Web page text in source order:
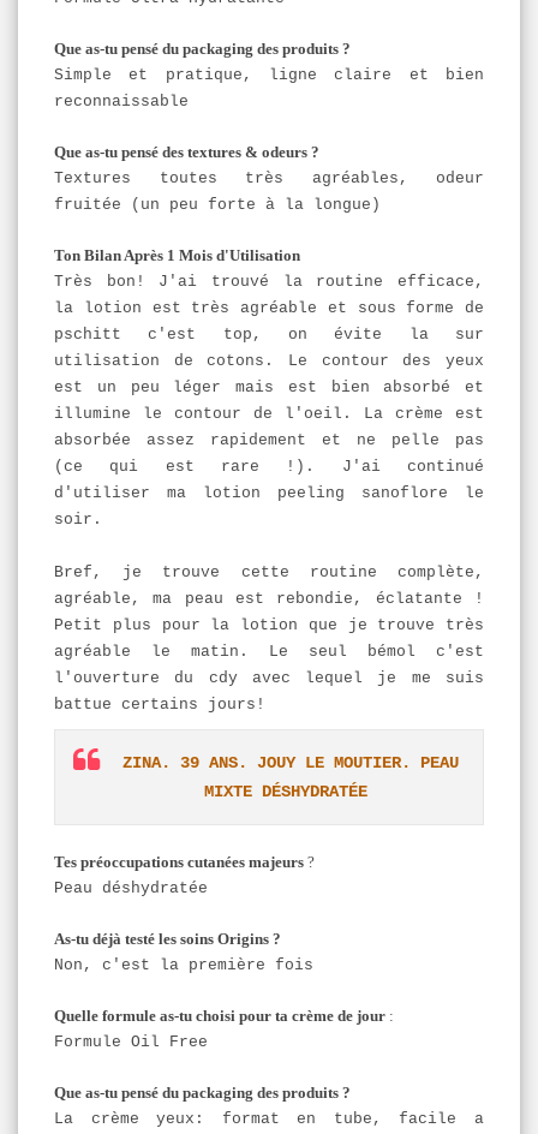
Que as-tu pensé du packaging des produits ?
Simple et pratique, ligne claire et bien
reconnaissable
Que as-tu pensé des textures & odeurs ?
Textures toutes très agréables, odeur
fruitée (un peu forte à la longue)
Ton Bilan Après 1 Mois d'Utilisation
Très bon! J'ai trouvé la routine efficace,
la lotion est très agréable et sous forme de
pschitt c'est top, on évite la sur
utilisation de cotons. Le contour des yeux
est un peu léger mais est bien absorbé et
illumine le contour de l'oeil. La crème est
absorbée assez rapidement et ne pelle pas
(ce qui est rare !). J'ai continué
d'utiliser ma lotion peeling sanoflore le
soir.
Bref, je trouve cette routine complète,
agréable, ma peau est rebondie, éclatante !
Petit plus pour la lotion que je trouve très
agréable le matin. Le seul bémol c'est
l'ouverture du cdy avec lequel je me suis
battue certains jours!
ZINA. 39 ANS. JOUY LE MOUTIER. PEAU
MIXTE DÉSHYDRATÉE
Tes préoccupations cutanées majeurs ?
Peau déshydratée
As-tu déjà testé les soins Origins ?
Non, c'est la première fois
Quelle formule as-tu choisi pour ta crème de jour :
Formule Oil Free
Que as-tu pensé du packaging des produits ?
La crème yeux: format en tube, facile a